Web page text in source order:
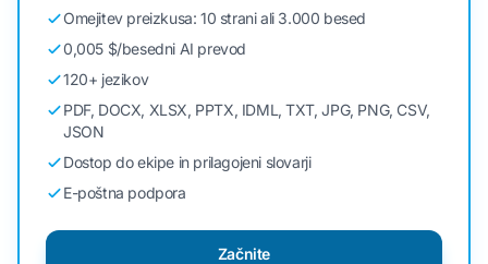
Omejitev preizkusa: 10 strani ali 3.000 besed
0,005 $/besedni AI prevod
120+ jezikov
PDF, DOCX, XLSX, PPTX, IDML, TXT, JPG, PNG, CSV,
JSON
Dostop do ekipe in prilagojeni slovarji
E-poštna podpora
Začnite